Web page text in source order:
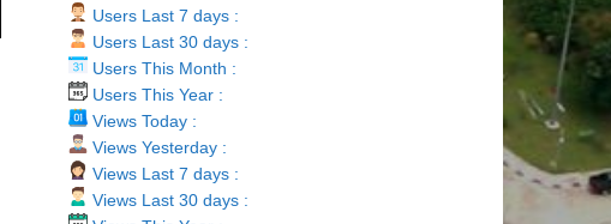
Users Last 7 days :
Users Last 30 days :
Users This Month :
Users This Year :
Views Today :
Views Yesterday :
Views Last 7 days :
Views Last 30 days :